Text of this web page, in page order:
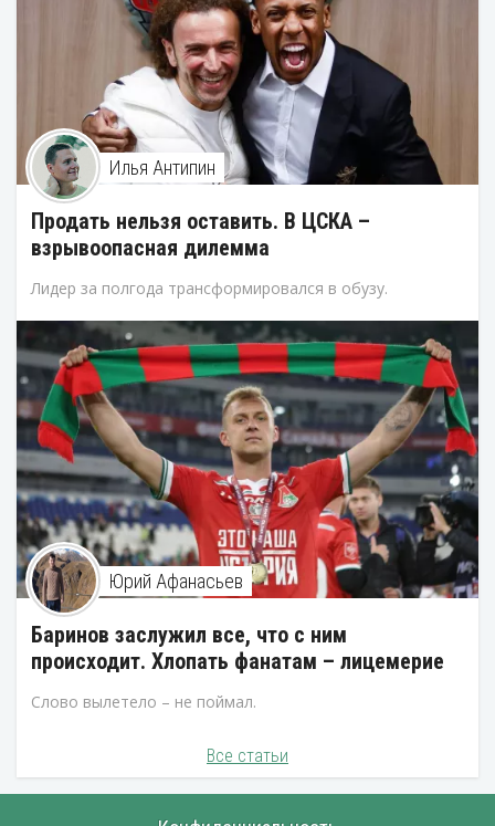
Илья Антипин
Продать нельзя оставить. В ЦСКА –
взрывоопасная дилемма
Лидер за полгода трансформировался в обузу.
Юрий Афанасьев
Баринов заслужил все, что с ним
происходит. Хлопать фанатам – лицемерие
Слово вылетело – не поймал.
Все статьи